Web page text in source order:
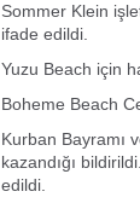
Sommer Klein
ifade edildi.
Yuzu Beach için
Boheme Beach
Kurban Bayramı
kazandığı
edildi.